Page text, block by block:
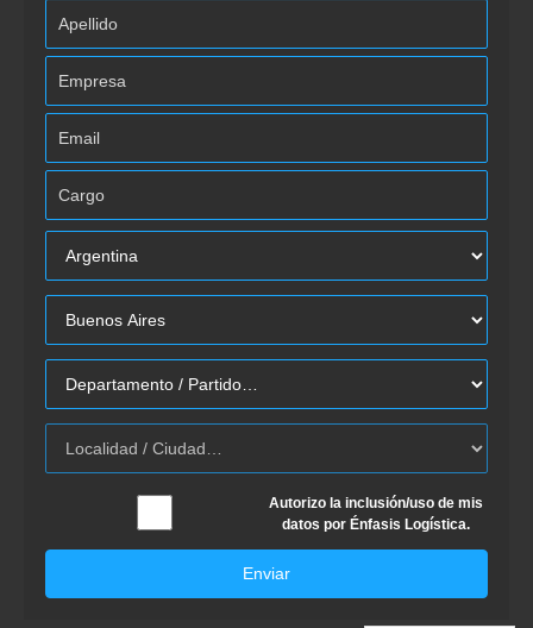
Autorizo la inclusión/uso de mis
datos por Énfasis Logística.
Enviar